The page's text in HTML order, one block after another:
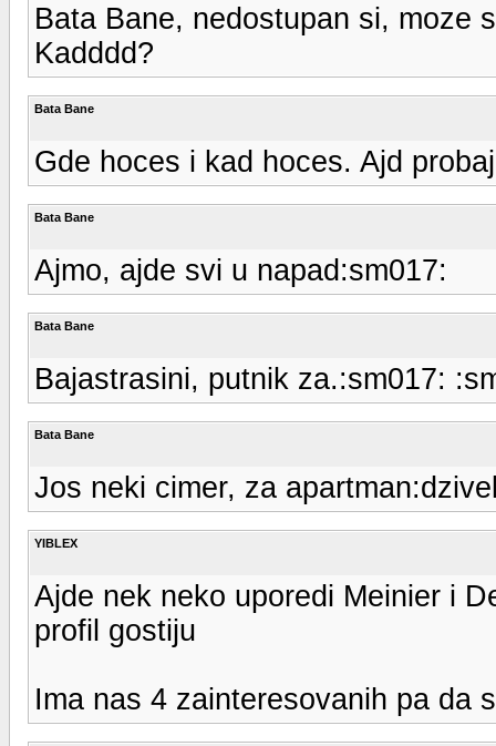
Bata Bane, nedostupan si, moze
Kadddd?
Bata Bane
Gde hoces i kad hoces. Ajd
Bata Bane
Ajmo, ajde svi u napad:sm017:
Bata Bane
Bajastrasini, putnik za.:sm017:
Bata Bane
Jos neki cimer, za
YIBLEX
Ajde nek neko uporedi Meinier i
profil gostiju
Ima nas 4 zainteresovanih pa da